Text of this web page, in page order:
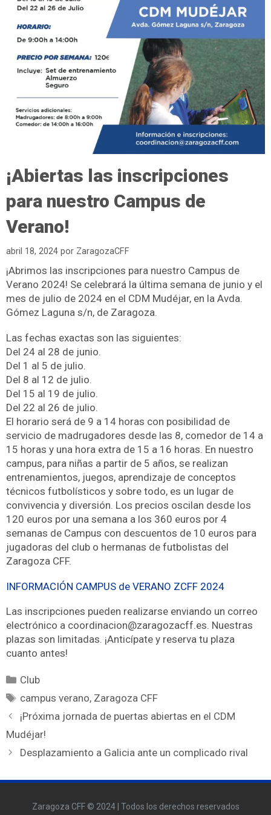
¡Abiertas las inscripciones
para nuestro Campus de
Verano!
abril 18, 2024 por ZaragozaCFF
¡Abrimos las inscripciones para nuestro Campus de
Verano 2024! Se celebrará la última semana de junio y el
mes de julio de 2024 en el CDM Mudéjar, en la Avda.
Gómez Laguna s/n, de Zaragoza.
Las fechas exactas son las siguientes:
Del 24 al 28 de junio.
Del 1 al 5 de julio.
Del 8 al 12 de julio.
Del 15 al 19 de julio.
Del 22 al 26 de julio.
El horario será de 9 a 14 horas con posibilidad de
servicio de madrugadores desde las 8, comedor de 14 a
15 horas y una hora extra de 15 a 16 horas. En nuestro
campus, para niñas a partir de 5 años, se realizan
entrenamientos, juegos, aprendizaje de conceptos
técnicos futbolísticos y sobre todo, es un lugar de
convivencia y diversión. Los precios oscilan desde los
120 euros por una semana a los 360 euros por 4
semanas de Campus con descuentos de 10 euros para
jugadoras del club o hermanas de futbolistas del
Zaragoza CFF.
INFORMACIÓN CAMPUS de VERANO ZCFF 2024
Las inscripciones pueden realizarse enviando un correo
electrónico a coordinacion@zaragozacff.es. Nuestras
plazas son limitadas. ¡Anticípate y reserva tu plaza
cuanto antes!
Club
campus verano, Zaragoza CFF
¡Próxima jornada de puertas abiertas en el CDM
Mudéjar!
Desplazamiento a Galicia ante un complicado rival
Zaragoza CFF © 2024 | Todos los derechos reservados